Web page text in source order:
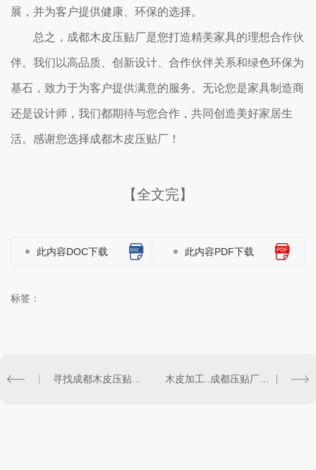
展，并为客户提供健康、环保的选择。
总之，成都木皮压贴厂是您打造精美家具的理想合作伙
伴。我们以高品质、创新设计、合作伙伴关系和绿色环保为
基石，致力于为客户提供满意的服务。无论您是家具制造商
还是设计师，我们都期待与您合作，共同创造美好家居生
活。感谢您选择成都木皮压贴厂！
【全文完】
此内容DOC下载 此内容PDF下载
标签：